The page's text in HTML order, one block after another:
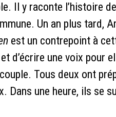
Il y raconte l’histoire
Un an plus tard,
est un contrepoint à
d’écrire une voix pour
Tous deux ont
Dans une heure, ils se